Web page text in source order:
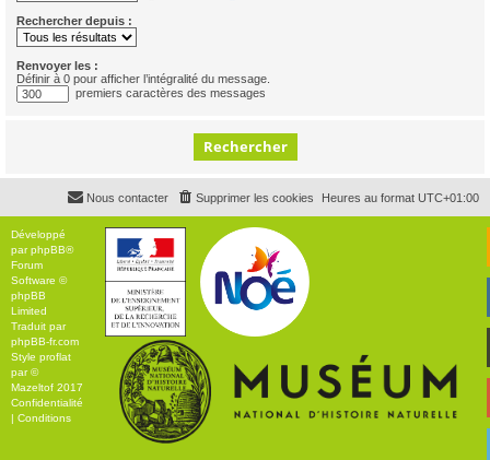
Rechercher depuis :
Renvoyer les :
Définir à 0 pour afficher l’intégralité du message.
premiers caractères des messages
Heures au format UTC+01:00
Supprimer les cookies
Nous contacter
Développé
parphpBB®
Forum
Software ©
phpBB
Limited
Traduit par
phpBB-fr.com
Style proflat
par ©
Mazeltof 2017
Confidentialité
Conditions